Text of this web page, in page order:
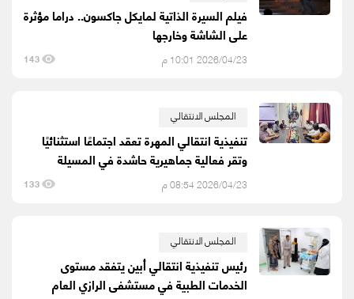
فيلم السيرة الذاتية لمايكل جاكسون.. دراما مؤثرة
على الشاشة وخارجها
2026/04/23 10:01 م 143
المجلس الانتقالي
تنفيذية انتقالي المهرة تعقد اجتماعًا استثنائيًا
وتقر فعالية جماهيرية حاشدة في المسيلة
2026/04/23 08:54 م 133
المجلس الانتقالي
رئيس تنفيذية انتقالي أبين يتفقد مستوى
الخدمات الطبية في مستشفى الرازي العام